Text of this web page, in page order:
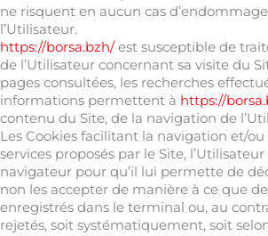
ne risquent en aucun cas
l’Utilisateur.
https://borsa.bzh/est susceptible de
de l’Utilisateur concernant sa visite du
pages consultées, les recherches
informations permettent à https://
contenu du Site, de la navigation de
Les Cookies facilitant la navigation et/
services proposés par le Site,
navigateur pour qu’il lui permette de
non les accepter de manière à ce que
enregistrés dans le terminal ou, au
rejetés, soit systématiquement, soit